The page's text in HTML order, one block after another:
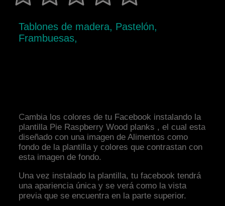
Tablones de madera, Pastelón,
Frambuesas,
Cambia los colores de tu Facebook instalando la
plantilla Pie Raspberry Wood planks , el cual esta
diseñado con una imagen de Alimentos como
fondo de la plantilla y colores que contrastan con
esta imagen de fondo.
Una vez instalado la plantilla, tu facebook tendrá
una apariencia única y se verá como la vista
previa que se encuentra en la parte superior.